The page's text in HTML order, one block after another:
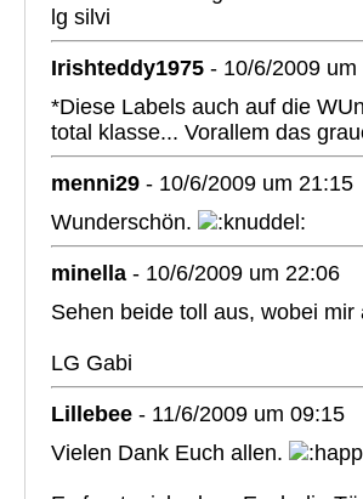
lg silvi
Irishteddy1975 - 10/6/2009 um
*Diese Labels auch auf die
total klasse... Vorallem das
menni29 - 10/6/2009 um 21:15
Wunderschön.
minella - 10/6/2009 um 22:06
Sehen beide toll aus, wobei
LG Gabi
Lillebee - 11/6/2009 um 09:15
Vielen Dank Euch allen.